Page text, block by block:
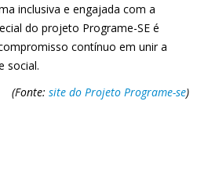
inclusiva e engajada com a
do projeto Programe-SE é
contínuo em unir a
social.
(Fonte: site do Projeto Programe-se)